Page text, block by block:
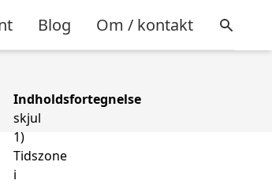
Blog Om / kontakt
Indholdsfortegnelse
skjul
1)
Tidszone
i